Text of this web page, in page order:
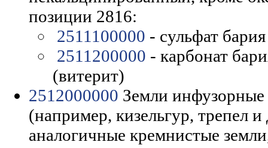
позиции 2816:
2511100000 - сульфат
2511200000 - карбонат
(витерит)
2512000000 Земли
(например, кизельгур, трепел
аналогичные кремнистые